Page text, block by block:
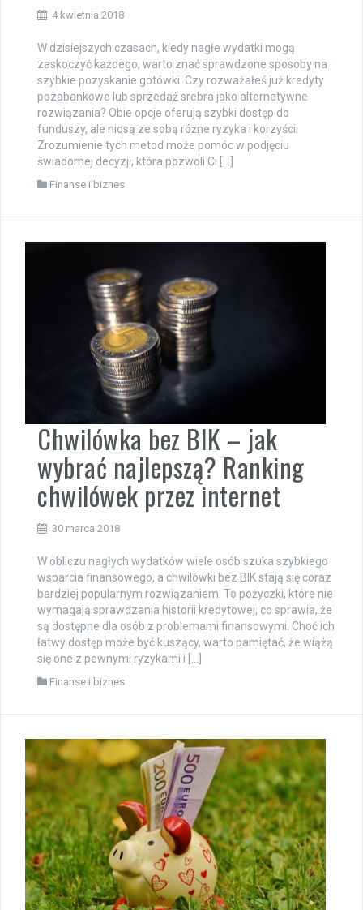
4 kwietnia 2018
W dzisiejszych czasach, kiedy nagłe wydatki mogą
zaskoczyć każdego, warto znać sprawdzone sposoby na
szybkie pozyskanie gotówki. Czy rozważałeś już kredyty
pozabankowe lub sprzedaż srebra jako alternatywne
rozwiązania? Obie opcje oferują szybki dostęp do
funduszy, ale niosą ze sobą różne ryzyka i korzyści.
Zrozumienie tych metod może pomóc w podjęciu
świadomej decyzji, która pozwoli Ci […]
Finanse i biznes
Chwilówka bez BIK – jak
wybrać najlepszą? Ranking
chwilówek przez internet
30 marca 2018
W obliczu nagłych wydatków wiele osób szuka szybkiego
wsparcia finansowego, a chwilówki bez BIK stają się coraz
bardziej popularnym rozwiązaniem. To pożyczki, które nie
wymagają sprawdzania historii kredytowej, co sprawia, że
są dostępne dla osób z problemami finansowymi. Choć ich
łatwy dostęp może być kuszący, warto pamiętać, że wiążą
się one z pewnymi ryzykami i […]
Finanse i biznes